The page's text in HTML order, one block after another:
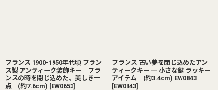
フランス 1900-1950年代頃 フラン
ス製 アンティーク装飾キー｜フラ
ンスの時を閉じ込めた、美しき一
点｜(約7.6cm) [EW0653]
フランス 古い夢を閉じ込めたアン
ティークキー ― 小さな鍵 ラッキー
アイテム｜(約3.4cm) EW0843
[EW0843]